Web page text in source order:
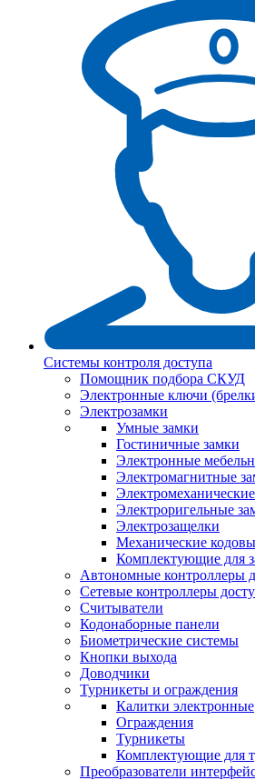
Системы контроля доступа
Помощник подбора СКУД
Электронные ключи
Электрозамки
Умные замки
Гостиничные замки
Электронные
Электромагнитные
Электроригельные
Электрозащелки
Механические
Комплектующие для
Автономные контроллеры
Сетевые контроллеры
Считыватели
Кодонаборные панели
Биометрические системы
Кнопки выхода
Доводчики
Турникеты и ограждения
Калитки электронные
Ограждения
Турникеты
Комплектующие для
Преобразователи